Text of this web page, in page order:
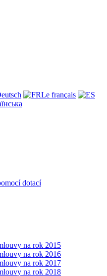
Le français
dotací
na rok 2015
na rok 2016
na rok 2017
na rok 2018